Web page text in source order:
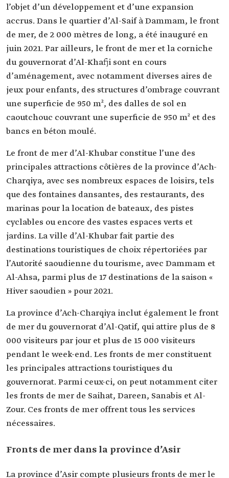
l’objet d’un développement et d’une expansion
accrus. Dans le quartier d’Al-Saif à Dammam, le front
de mer, de 2 000 mètres de long, a été inauguré en
juin 2021. Par ailleurs, le front de mer et la corniche
du gouvernorat d’Al-Khafji sont en cours
d’aménagement, avec notamment diverses aires de
jeux pour enfants, des structures d’ombrage couvrant
une superficie de 950 m², des dalles de sol en
caoutchouc couvrant une superficie de 950 m² et des
bancs en béton moulé.
Le front de mer d’Al-Khubar constitue l’une des
principales attractions côtières de la province d’Ach-
Charqiya, avec ses nombreux espaces de loisirs, tels
que des fontaines dansantes, des restaurants, des
marinas pour la location de bateaux, des pistes
cyclables ou encore des vastes espaces verts et
jardins. La ville d’Al-Khubar fait partie des
destinations touristiques de choix répertoriées par
l’Autorité saoudienne du tourisme, avec Dammam et
Al-Ahsa, parmi plus de 17 destinations de la saison «
Hiver saoudien » pour 2021.
La province d’Ach-Charqiya inclut également le front
de mer du gouvernorat d’Al-Qatif, qui attire plus de 8
000 visiteurs par jour et plus de 15 000 visiteurs
pendant le week-end. Les fronts de mer constituent
les principales attractions touristiques du
gouvernorat. Parmi ceux-ci, on peut notamment citer
les fronts de mer de Saihat, Dareen, Sanabis et Al-
Zour. Ces fronts de mer offrent tous les services
nécessaires.
Fronts de mer dans la province d’Asir
La province d’Asir compte plusieurs fronts de mer le